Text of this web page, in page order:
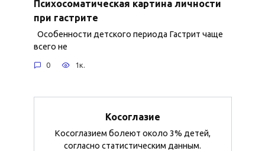
Психосоматическая картина личности
при гастрите
Особенности детского периода Гастрит чаще
всего не
0 1к.
Косоглазие
Косоглазием болеют около 3% детей,
согласно статистическим данным.